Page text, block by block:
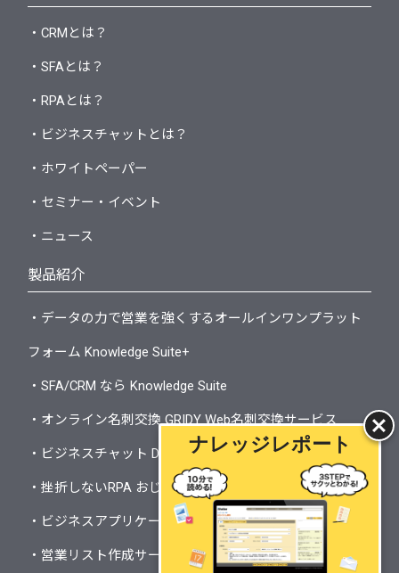
ナレッジレポート
・CRMとは？
・SFAとは？
・RPAとは？
・ビジネスチャットとは？
・ホワイトペーパー
・セミナー・イベント
・ニュース
製品紹介
・データの力で営業を強くするオールインワンプラット
フォーム Knowledge Suite+
・SFA/CRM なら Knowledge Suite
・オンライン名刺交換 GRIDY Web名刺交換サービス
・ビジネスチャット DiSCUS
・挫折しないRPA おじどうさん
・ビジネスアプリケーションプラットフォーム Shelter
・営業リスト作成サービス Papattoクラウド